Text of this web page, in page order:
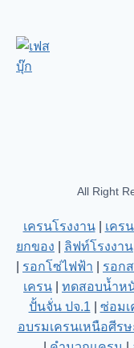
All Right
เครนโรงงาน| เคร
ยกของ
ลิฟท์โรงงาน
รอกโซ่ไฟฟ้า รอก
เครน
ทดสอบน้ำห
ปั้นจั่น ปจ.1
ซ่อมเ
อบรมเครนเหนือศีรษ